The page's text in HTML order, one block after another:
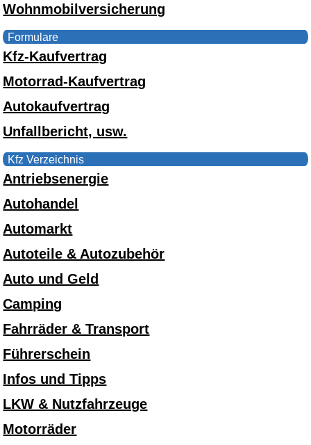
Wohnmobilversicherung
Formulare
Kfz-Kaufvertrag
Motorrad-Kaufvertrag
Autokaufvertrag
Unfallbericht, usw.
Kfz Verzeichnis
Antriebsenergie
Autohandel
Automarkt
Autoteile & Autozubehör
Auto und Geld
Camping
Fahrräder & Transport
Führerschein
Infos und Tipps
LKW & Nutzfahrzeuge
Motorräder